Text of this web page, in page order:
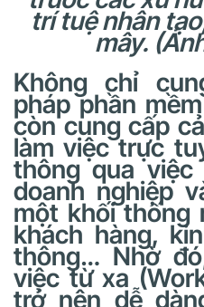
trí tuệ nhân
mây.
Không chỉ
pháp phần
còn cung cấp
làm việc trực
thông qua
doanh nghiệp
một khối thống
khách hàng,
thông… Nhờ
việc từ xa
trở nên dễ